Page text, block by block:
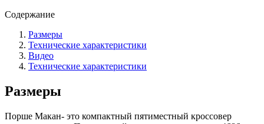
Содержание
Размеры
Технические характеристики
Видео
Технические характеристики
Размеры
Порше Макан- это компактный пятиместный кроссовер